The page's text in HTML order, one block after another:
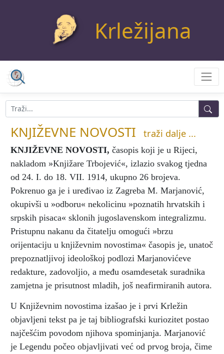
Krležijana
KNJIŽEVNE NOVOSTI traži dalje ...
KNJIŽEVNE NOVOSTI, časopis koji je u Rijeci,
nakladom »Knjižare Trbojević«, izlazio svakog tjedna
od 24. I. do 18. VII. 1914, ukupno 26 brojeva.
Pokrenuo ga je i uređivao iz Zagreba M. Marjanović,
okupivši u »odboru« nekolicinu »poznatih hrvatskih i
srpskih pisaca« sklonih jugoslavenskom integralizmu.
Pristupnu nakanu da čitatelju omogući »brzu
orijentaciju u književnim novostima« časopis je, unatoč
prepoznatljivoj ideološkoj podlozi Marjanovićeve
redakture, zadovoljio, a među osamdesetak suradnika
zamjetna je prisutnost mladih, još neafirmiranih autora.
U Književnim novostima izašao je i prvi Krležin
objavljeni tekst pa je taj bibliografski kuriozitet postao
najčešćim povodom njihova spominjanja. Marjanović
je Legendu počeo objavljivati već od prvog broja, čime